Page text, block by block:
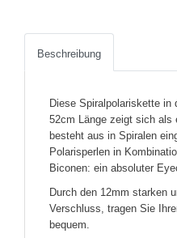
Beschreibung
Diese Spiralpolariskette in
52cm Länge zeigt sich als
besteht aus in Spiralen
Polarisperlen in
Biconen: ein absoluter
Durch den 12mm starken
Verschluss, tragen Sie
bequem.